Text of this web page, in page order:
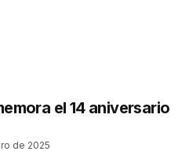
el 14 aniversario
de 2025